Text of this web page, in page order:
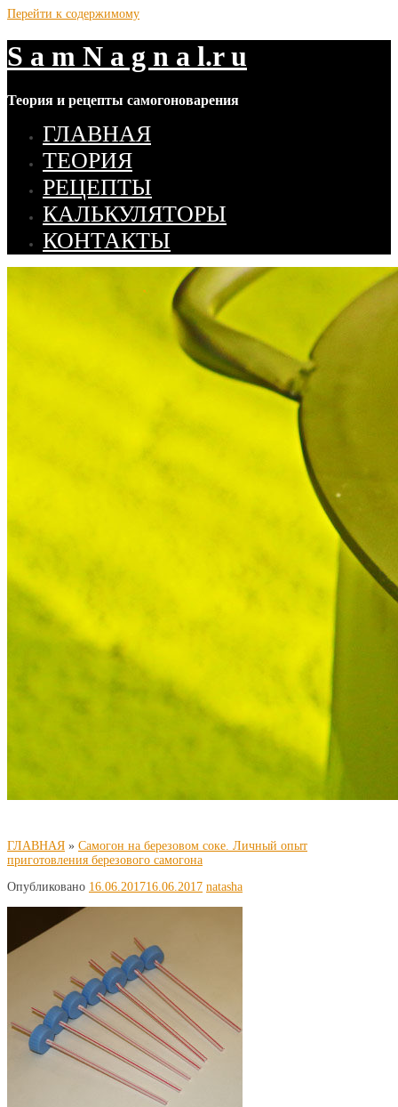
Перейти к содержимому
S a m N a g n a l.r u
Теория и рецепты самогоноварения
ГЛАВНАЯ
ТЕОРИЯ
РЕЦЕПТЫ
КАЛЬКУЛЯТОРЫ
КОНТАКТЫ
ГЛАВНАЯ » Самогон на березовом соке. Личный опыт
приготовления березового самогона
Опубликовано 16.06.201716.06.2017 natasha